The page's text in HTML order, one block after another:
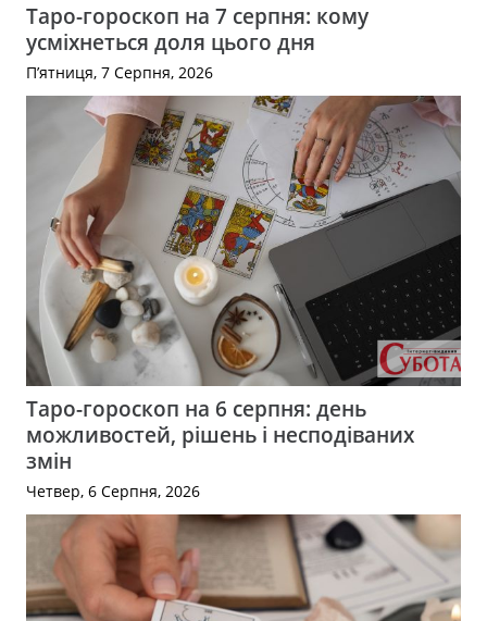
Таро-гороскоп на 7 серпня: кому
усміхнеться доля цього дня
П’ятниця, 7 Серпня, 2026
Таро-гороскоп на 6 серпня: день
можливостей, рішень і несподіваних
змін
Четвер, 6 Серпня, 2026